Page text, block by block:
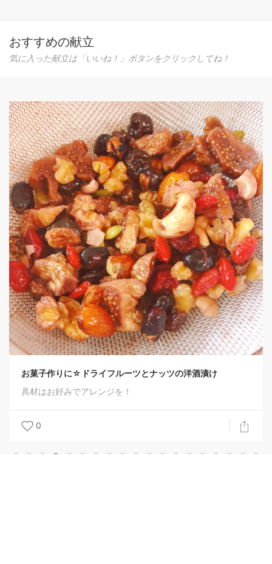
おすすめの献立
気に入った献立は「いいね！」ボタンをクリックしてね！
おナスが1本あれば、簡単！ナスだけ丼
なす１本あれば簡単にできちゃう♪ ついでに、簡単
来ちゃう温泉玉子も覚えちゃいましょう。
0